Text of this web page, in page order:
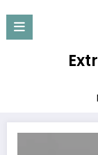
Página inicial